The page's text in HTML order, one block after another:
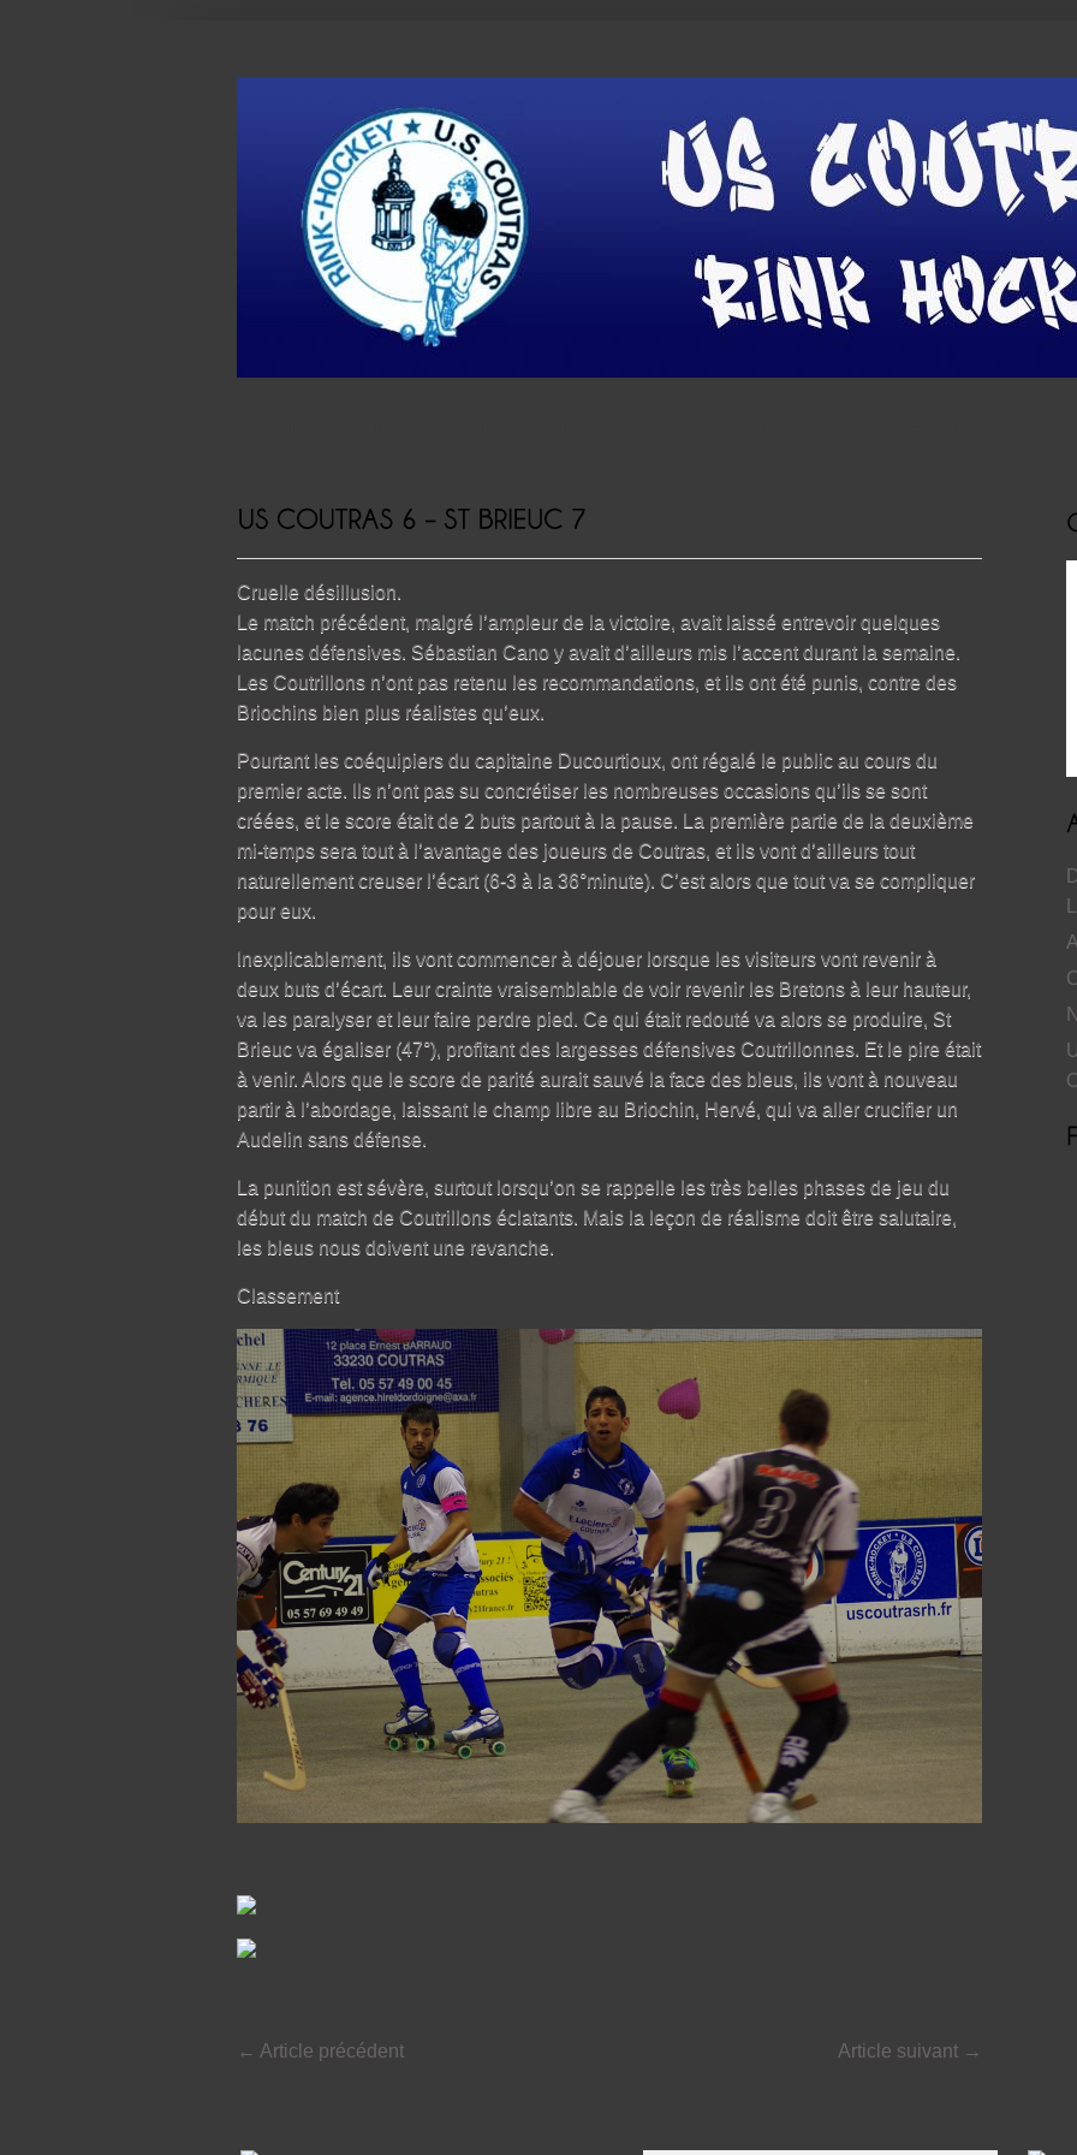
Cruelle désillusion.
Le match précédent, malgré l’ampleur de la victoire, avait laissé entrevoir quelques
lacunes défensives. Sébastian Cano y avait d’ailleurs mis l’accent durant la semaine.
Les Coutrillons n’ont pas retenu les recommandations, et ils ont été punis, contre des
Briochins bien plus réalistes qu’eux.
Pourtant les coéquipiers du capitaine Ducourtioux, ont régalé le public au cours du
premier acte. Ils n’ont pas su concrétiser les nombreuses occasions qu’ils se sont
créées, et le score était de 2 buts partout à la pause. La première partie de la deuxième
mi-temps sera tout à l’avantage des joueurs de Coutras, et ils vont d’ailleurs tout
naturellement creuser l’écart (6-3 à la 36°minute). C’est alors que tout va se compliquer
pour eux.
Inexplicablement, ils vont commencer à déjouer lorsque les visiteurs vont revenir à
deux buts d’écart. Leur crainte vraisemblable de voir revenir les Bretons à leur hauteur,
va les paralyser et leur faire perdre pied. Ce qui était redouté va alors se produire, St
Brieuc va égaliser (47°), profitant des largesses défensives Coutrillonnes. Et le pire était
à venir. Alors que le score de parité aurait sauvé la face des bleus, ils vont à nouveau
partir à l’abordage, laissant le champ libre au Briochin, Hervé, qui va aller crucifier un
Audelin sans défense.
La punition est sévère, surtout lorsqu’on se rappelle les très belles phases de jeu du
début du match de Coutrillons éclatants. Mais la leçon de réalisme doit être salutaire,
les bleus nous doivent une revanche.
Classement
← Article précédent Article suivant →